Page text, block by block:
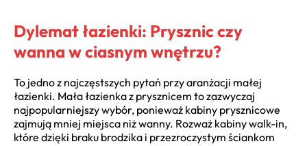
Dylemat łazienki: Prysznic czy
wanna w ciasnym wnętrzu?
To jedno z najczęstszych pytań przy aranżacji małej
łazienki. Mała łazienka z prysznicem to zazwyczaj
najpopularniejszy wybór, ponieważ kabiny prysznicowe
zajmują mniej miejsca niż wanny. Rozważ kabiny walk-in,
które dzięki braku brodzika i przezroczystym ściankom